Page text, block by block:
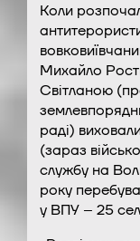
Коли
Михайло
Світланою
раді)
(зараз
службу на
року
у ВПУ – 25